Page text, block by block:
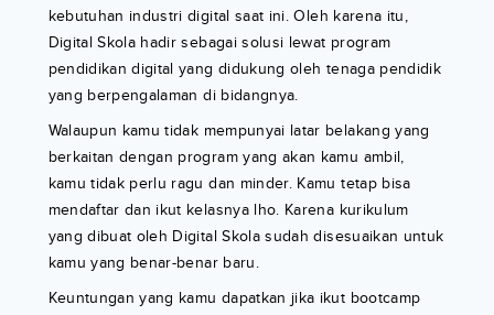
kebutuhan industri digital saat ini. Oleh karena itu,
Digital Skola hadir sebagai solusi lewat program
pendidikan digital yang didukung oleh tenaga pendidik
yang berpengalaman di bidangnya.
Walaupun kamu tidak mempunyai latar belakang yang
berkaitan dengan program yang akan kamu ambil,
kamu tidak perlu ragu dan minder. Kamu tetap bisa
mendaftar dan ikut kelasnya lho. Karena kurikulum
yang dibuat oleh Digital Skola sudah disesuaikan untuk
kamu yang benar-benar baru.
Keuntungan yang kamu dapatkan jika ikut bootcamp